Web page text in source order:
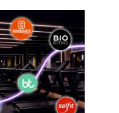
de ano ou volta às
de matrículas e
de baixa
dos custos